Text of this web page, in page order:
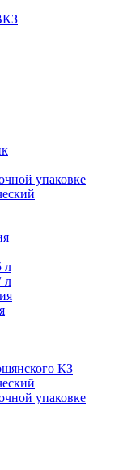
упаковке
л
л
КЗ
упаковке